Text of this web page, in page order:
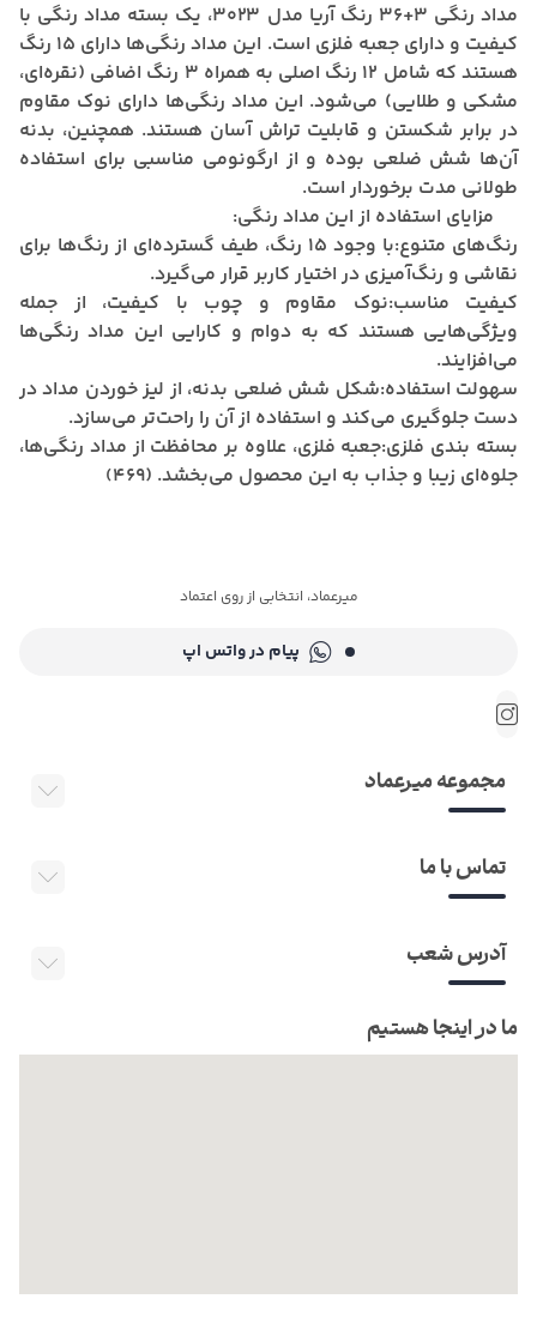
مداد رنگی 3+36 رنگ آریا مدل 3023،
یک بسته مداد رنگی با
کیفیت و دارای جعبه فلزی است.
این مداد رنگی‌ها دارای 15 رنگ
هستند که شامل 12 رنگ اصلی به همراه 3 رنگ اضافی (نقره‌ای،
مشکی و طلایی) می‌شود. این مداد رنگی‌ها دارای نوک مقاوم
در برابر شکستن و قابلیت تراش آسان هستند. همچنین، بدنه
آن‌ها شش ضلعی بوده و از ارگونومی مناسبی برای استفاده
طولانی مدت برخوردار است.
مزایای استفاده از این مداد رنگی:
رنگ‌های متنوع:
با وجود 15 رنگ، طیف گسترده‌ای از رنگ‌ها برای
نقاشی و رنگ‌آمیزی در اختیار کاربر قرار می‌گیرد.
کیفیت مناسب:نوک مقاوم و چوب با کیفیت، از جمله
ویژگی‌هایی هستند که به دوام و کارایی این مداد رنگی‌ها
می‌افزایند.
سهولت استفاده:شکل شش ضلعی بدنه، از لیز خوردن مداد در
دست جلوگیری می‌کند و استفاده از آن را راحت‌تر می‌سازد.
بسته بندی فلزی:جعبه فلزی، علاوه بر محافظت از مداد رنگی‌ها،
جلوه‌ای زیبا و جذاب به این محصول می‌بخشد. (469
)
میرعماد، انتخابی از روی اعتماد
پیام در واتس اپ
مجموعه میرعماد
تماس با ما
آدرس شعب
ما در اینجا هستیم